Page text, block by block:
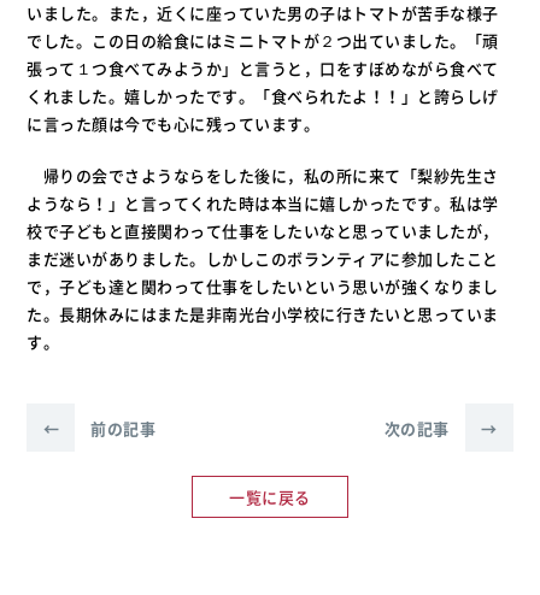
いました。また，近くに座っていた男の子はトマトが苦手な様子
でした。この日の給食にはミニトマトが２つ出ていました。「頑
張って１つ食べてみようか」と言うと，口をすぼめながら食べて
くれました。嬉しかったです。「食べられたよ！！」と誇らしげ
に言った顔は今でも心に残っています。
帰りの会でさようならをした後に，私の所に来て「梨紗先生さ
ようなら！」と言ってくれた時は本当に嬉しかったです。私は学
校で子どもと直接関わって仕事をしたいなと思っていましたが，
まだ迷いがありました。しかしこのボランティアに参加したこと
で，子ども達と関わって仕事をしたいという思いが強くなりまし
た。長期休みにはまた是非南光台小学校に行きたいと思っていま
す。
← 前の記事
一覧に戻る
次の記事 →